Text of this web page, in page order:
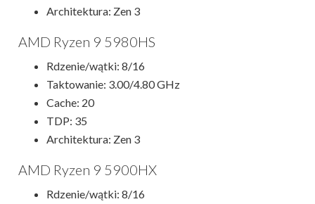
Architektura: Zen 3
AMD Ryzen 9 5980HS
Rdzenie/wątki: 8/16
Taktowanie: 3.00/4.80 GHz
Cache: 20
TDP: 35
Architektura: Zen 3
AMD Ryzen 9 5900HX
Rdzenie/wątki: 8/16